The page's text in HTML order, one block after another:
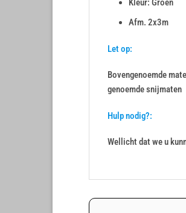
Kleur: Groen
Afm. 2x3m
Let op:
Bovengenoemde
genoemde snijmaten
Hulp nodig?:
Wellicht dat we u